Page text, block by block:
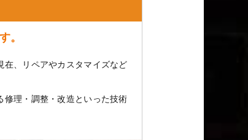
。
、リペアやカスタマイズなど
理・調整・改造といった技術